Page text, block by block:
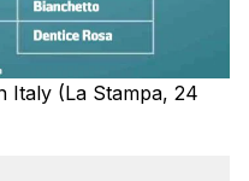
Italy (La Stampa, 24